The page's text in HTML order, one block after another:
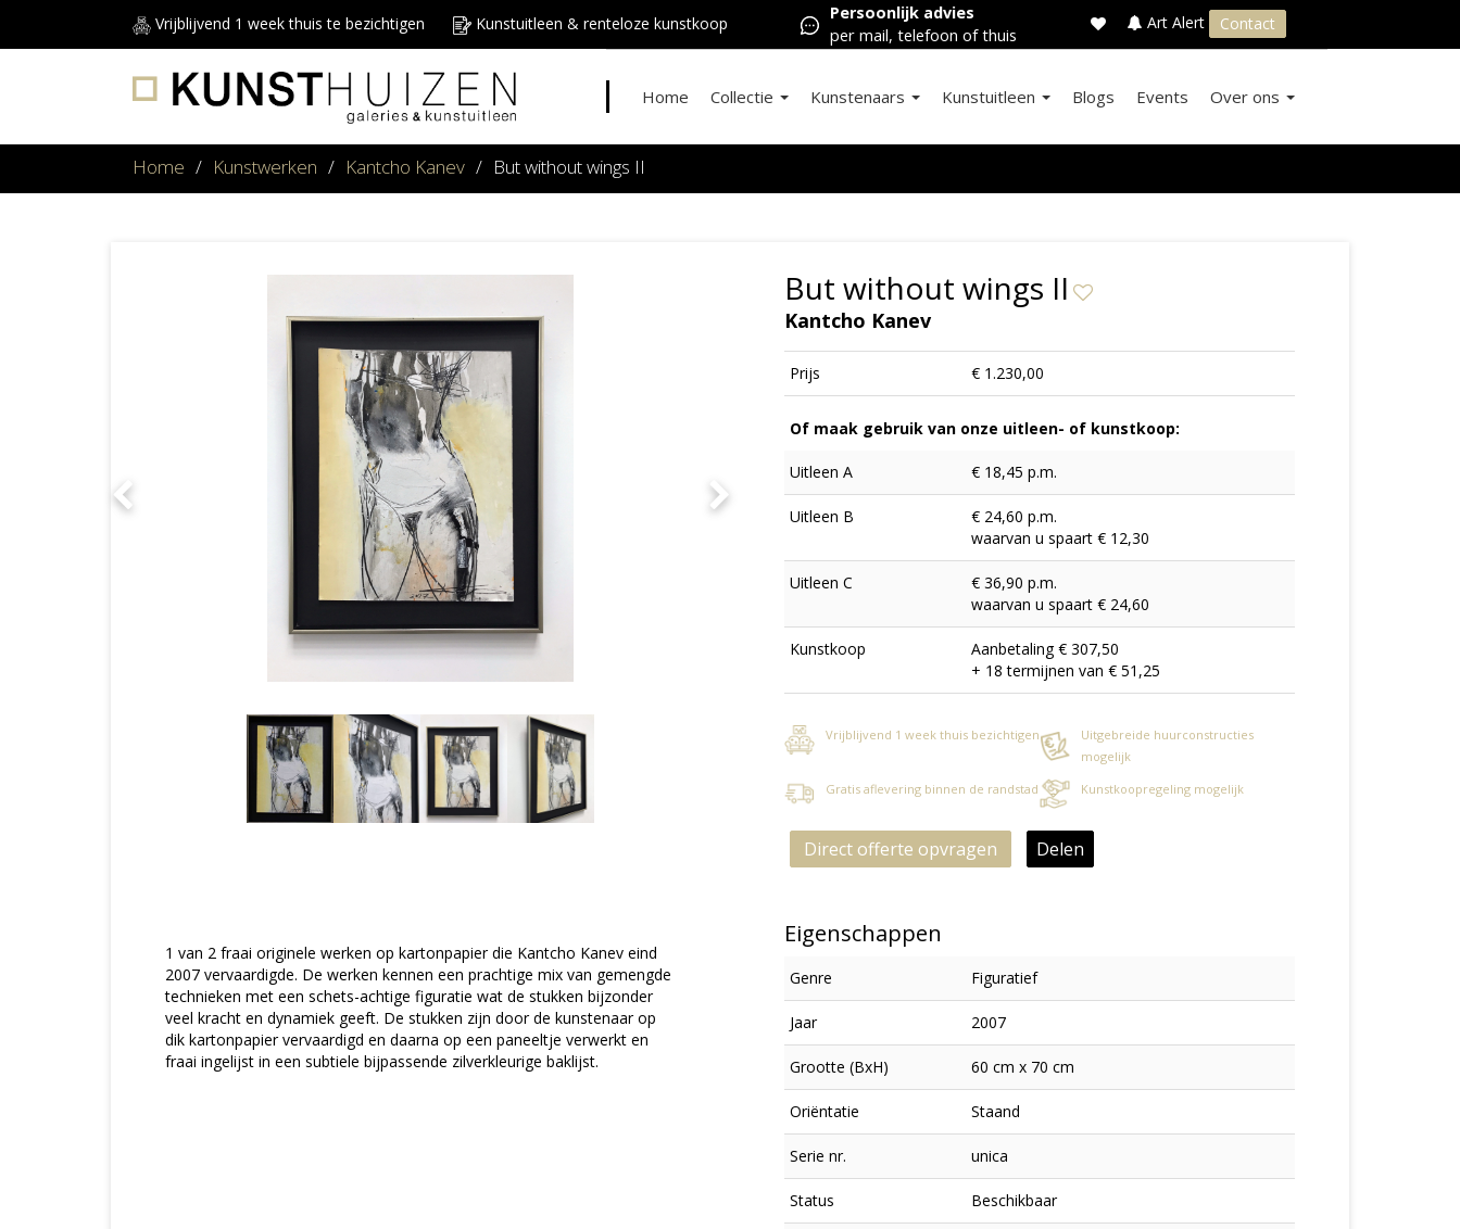
Vrijblijvend 1 week thuis te bezichtigen Kunstuitleen & renteloze kunstkoop
Persoonlijk advies
per mail, telefoon of thuis
Art Alert Contact
Home Collectie Kunstenaars Kunstuitleen Blogs Events Over ons
Home / Kunstwerken / Kantcho Kanev / But without wings II
1 van 2 fraai originele werken op kartonpapier die Kantcho Kanev eind
2007 vervaardigde. De werken kennen een prachtige mix van gemengde
technieken met een schets-achtige figuratie wat de stukken bijzonder
veel kracht en dynamiek geeft. De stukken zijn door de kunstenaar op
dik kartonpapier vervaardigd en daarna op een paneeltje verwerkt en
fraai ingelijst in een subtiele bijpassende zilverkleurige baklijst.
But without wings II
Kantcho Kanev
Prijs € 1.230,00
Of maak gebruik van onze uitleen- of kunstkoop:
Uitleen A € 18,45 p.m.
Uitleen B
€ 24,60 p.m.
waarvan u spaart € 12,30
Uitleen C
€ 36,90 p.m.
waarvan u spaart € 24,60
Kunstkoop
Aanbetaling € 307,50
+ 18 termijnen van € 51,25
Vrijblijvend 1 week thuis bezichtigen
Uitgebreide huurconstructies
mogelijk
Gratis aflevering binnen de randstad
Kunstkoopregeling mogelijk
Direct offerte opvragen Delen
Eigenschappen
Genre Figuratief
Jaar 2007
Grootte (BxH) 60 cm x 70 cm
Oriëntatie Staand
Serie nr. unica
Status Beschikbaar